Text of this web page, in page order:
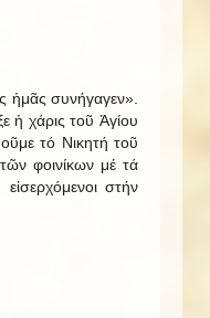
ἡμᾶς συνήγαγεν».
χάρις τοῦ Ἁγίου
τό Νικητή τοῦ
φοινίκων μέ τά
στήν